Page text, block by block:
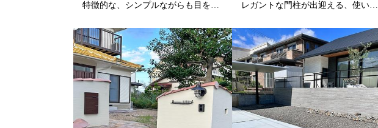
特徴的な、シンプルながらも目を引
レガントな門柱が出迎える、使いや